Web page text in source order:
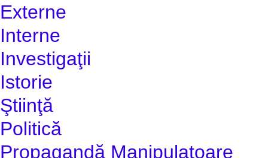
Externe
Interne
Investigaţii
Istorie
Ştiinţă
Politică
Propagandă Manipulatoare